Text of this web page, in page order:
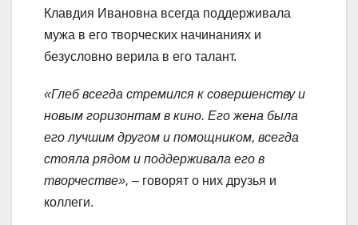
Клавдия Ивановна всегда поддерживала
мужа в его творческих начинаниях и
безусловно верила в его талант.
«Глеб всегда стремился к совершенству и
новым горизонтам в кино. Его жена была
его лучшим другом и помощником, всегда
стояла рядом и поддерживала его в
творчестве», – говорят о них друзья и
коллеги.